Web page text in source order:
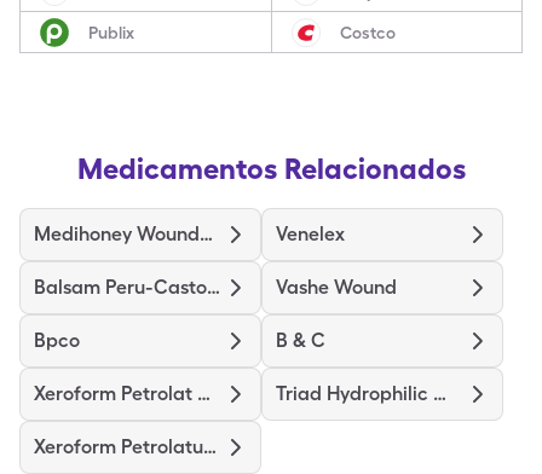
Publix Costco
Medicamentos Relacionados
Medihoney Wound/Burn Dressing Venelex
Balsam Peru-Castor Oil Vashe Wound
Bpco B & C
Xeroform Petrolat Patch 4"X4" Triad Hydrophilic Wound Dress
Xeroform Petrolatum Dres 4"X4"